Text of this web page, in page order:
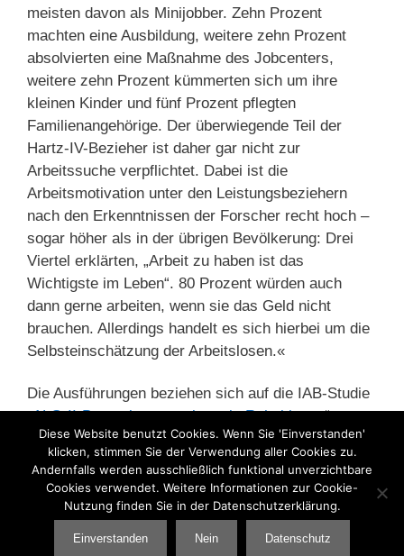
meisten davon als Minijobber. Zehn Prozent
machten eine Ausbildung, weitere zehn Prozent
absolvierten eine Maßnahme des Jobcenters,
weitere zehn Prozent kümmerten sich um ihre
kleinen Kinder und fünf Prozent pflegten
Familienangehörige. Der überwiegende Teil der
Hartz-IV-Bezieher ist daher gar nicht zur
Arbeitssuche verpflichtet. Dabei ist die
Arbeitsmotivation unter den Leistungsbeziehern
nach den Erkenntnissen der Forscher recht hoch –
sogar höher als in der übrigen Bevölkerung: Drei
Viertel erklärten, „Arbeit zu haben ist das
Wichtigste im Leben“. 80 Prozent würden auch
dann gerne arbeiten, wenn sie das Geld nicht
brauchen. Allerdings handelt es sich hierbei um die
Selbsteinschätzung der Arbeitslosen.«
Die Ausführungen beziehen sich auf die IAB-Studie
„ALG-II-Bezug ist nur seltenein Ruhekissen“ von
Jonas Beste, Arne Bethmann und Mark Trappmann,
die allerdings schon 2010 veröffentlicht worden ist.
Kategorien
Arbeitsmarkt,Lohndumping
Diese Website benutzt Cookies. Wenn Sie 'Einverstanden'
klicken, stimmen Sie der Verwendung aller Cookies zu.
Andernfalls werden ausschließlich funktional unverzichtbare
Cookies verwendet. Weitere Informationen zur Cookie-
Nutzung finden Sie in der Datenschutzerklärung.
Einverstanden Nein Datenschutz